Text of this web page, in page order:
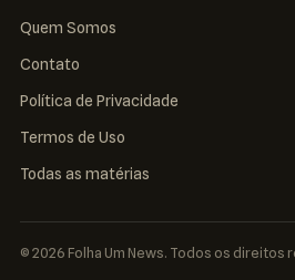
Quem Somos
Contato
Política de Privacidade
Termos de Uso
Todas as matérias
© 2026 Folha Um News. Todos os direitos